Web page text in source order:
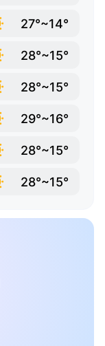
27°~14°
28°~15°
28°~15°
29°~16°
28°~15°
28°~15°